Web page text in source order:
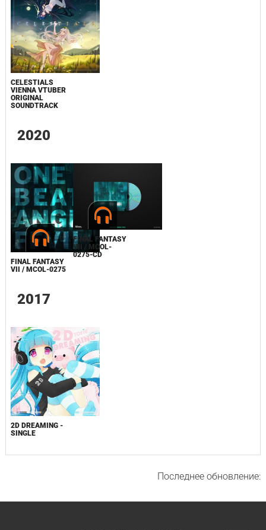
CELESTIALS
VIENNA VTUBER
ORIGINAL
SOUNDTRACK
2020
FINAL FANTASY
VII / MCOL-0275
FINAL FANTASY
VII / MCOL-
0275-CD
2017
2D DREAMING -
SINGLE
Последнее обновление: